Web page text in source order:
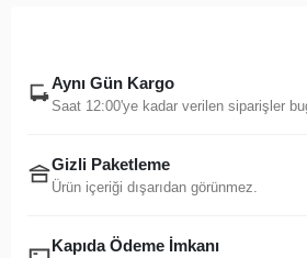
Aynı Gün Kargo
Saat 12:00'ye kadar verilen siparişler
Gizli Paketleme
Ürün içeriği dışarıdan görünmez.
Kapıda Ödeme İmkanı